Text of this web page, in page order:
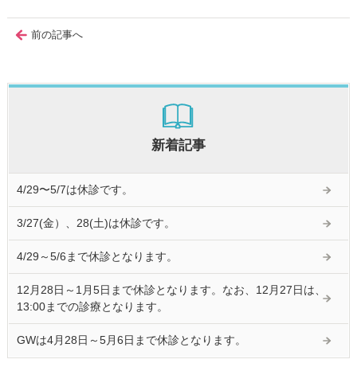
前の記事へ
新着記事
4/29〜5/7は休診です。
3/27(金）、28(土)は休診です。
4/29～5/6まで休診となります。
12月28日～1月5日まで休診となります。なお、12月27日は、
13:00までの診療となります。
GWは4月28日～5月6日まで休診となります。